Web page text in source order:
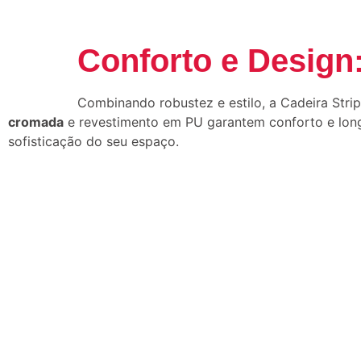
Conforto e Design:
Combinando robustez e estilo, a Cadeira
cromada e revestimento em PU garantem conforto e
sofisticação do seu espaço.